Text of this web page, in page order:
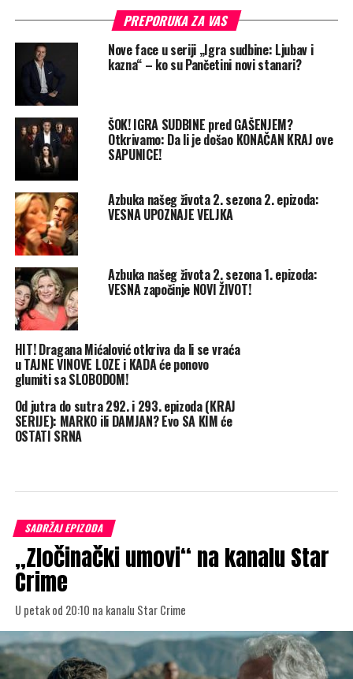
PREPORUKA ZA VAS
Nove face u seriji „Igra sudbine: Ljubav i
kazna“ – ko su Pančetini novi stanari?
ŠOK! IGRA SUDBINE pred GAŠENJEM?
Otkrivamo: Da li je došao KONAČAN KRAJ ove
SAPUNICE!
Azbuka našeg života 2. sezona 2. epizoda:
VESNA UPOZNAJE VELJKA
Azbuka našeg života 2. sezona 1. epizoda:
VESNA započinje NOVI ŽIVOT!
HIT! Dragana Mićalović otkriva da li se vraća
u TAJNE VINOVE LOZE i KADA će ponovo
glumiti sa SLOBODOM!
Od jutra do sutra 292. i 293. epizoda (KRAJ
SERIJE): MARKO ili DAMJAN? Evo SA KIM će
OSTATI SRNA
SADRŽAJ EPIZODA
„Zločinački umovi“ na kanalu Star
Crime
U petak od 20:10 na kanalu Star Crime